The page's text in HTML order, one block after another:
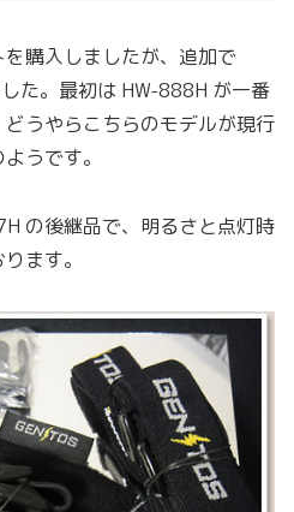
購入しましたが、追加で
た。最初は HW-888H が一番
うやらこちらのモデルが現行
うです。
の後継品で、明るさと点灯時
ます。